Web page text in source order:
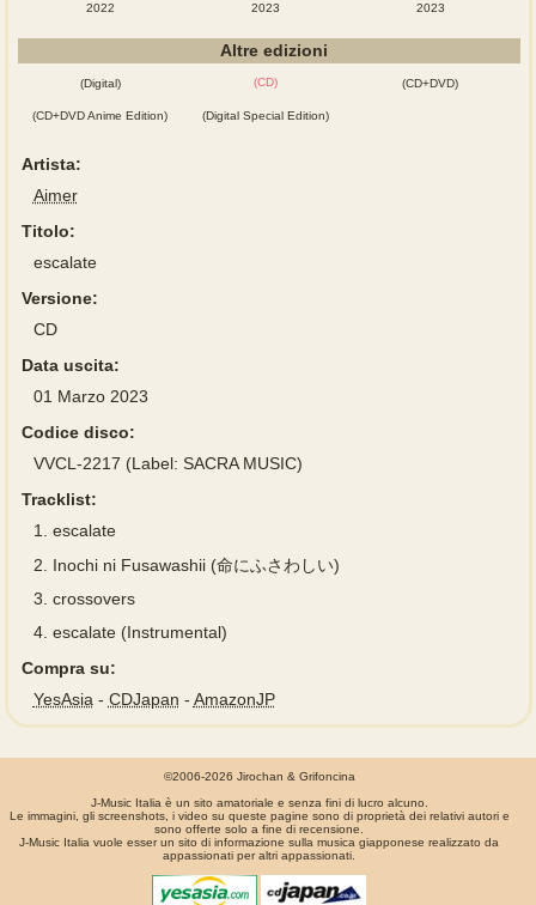
2022
2023
2023
Altre edizioni
(Digital) (CD) (CD+DVD)
(CD+DVD Anime Edition) (Digital Special Edition)
Artista:
Aimer
Titolo:
escalate
Versione:
CD
Data uscita:
01 Marzo 2023
Codice disco:
VVCL-2217 (Label: SACRA MUSIC)
Tracklist:
1.
escalate
2.
Inochi ni Fusawashii (命にふさわしい)
3. crossovers
4. escalate (Instrumental)
Compra su:
YesAsia- CDJapan - AmazonJP
©2006-2026 Jirochan & Grifoncina
J-Music Italia è un sito amatoriale e senza fini di lucro alcuno.
Le immagini, gli screenshots, i video su queste pagine sono di proprietà dei relativi autori e
sono offerte solo a fine di recensione.
J-Music Italia vuole esser un sito di informazione sulla musica giapponese realizzato da
appassionati per altri appassionati.